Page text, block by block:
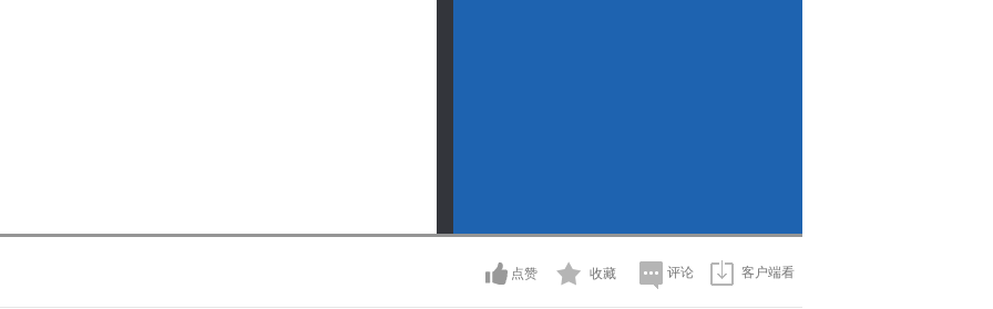
点赞 收藏 评论 客户端看